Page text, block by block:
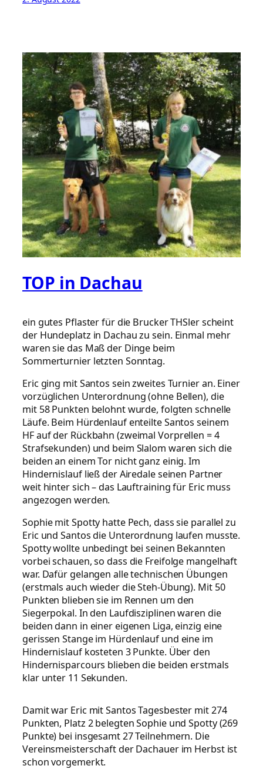
TOP in Dachau
ein gutes Pflaster für die Brucker THSler scheint
der Hundeplatz in Dachau zu sein. Einmal mehr
waren sie das Maß der Dinge beim
Sommerturnier letzten Sonntag.
Eric ging mit Santos sein zweites Turnier an. Einer
vorzüglichen Unterordnung (ohne Bellen), die
mit 58 Punkten belohnt wurde, folgten schnelle
Läufe. Beim Hürdenlauf enteilte Santos seinem
HF auf der Rückbahn (zweimal Vorprellen = 4
Strafsekunden) und beim Slalom waren sich die
beiden an einem Tor nicht ganz einig. Im
Hindernislauf ließ der Airedale seinen Partner
weit hinter sich – das Lauftraining für Eric muss
angezogen werden.
Sophie mit Spotty hatte Pech, dass sie parallel zu
Eric und Santos die Unterordnung laufen musste.
Spotty wollte unbedingt bei seinen Bekannten
vorbei schauen, so dass die Freifolge mangelhaft
war. Dafür gelangen alle technischen Übungen
(erstmals auch wieder die Steh-Übung). Mit 50
Punkten blieben sie im Rennen um den
Siegerpokal. In den Laufdisziplinen waren die
beiden dann in einer eigenen Liga, einzig eine
gerissen Stange im Hürdenlauf und eine im
Hindernislauf kosteten 3 Punkte. Über den
Hindernisparcours blieben die beiden erstmals
klar unter 11 Sekunden.
Damit war Eric mit Santos Tagesbester mit 274
Punkten, Platz 2 belegten Sophie und Spotty (269
Punkte) bei insgesamt 27 Teilnehmern. Die
Vereinsmeisterschaft der Dachauer im Herbst ist
schon vorgemerkt.